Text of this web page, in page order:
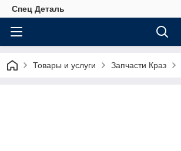
Спец Деталь
Товары и услуги Запчасти Краз